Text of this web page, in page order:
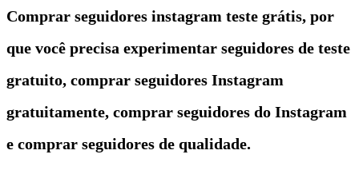
Comprar seguidores instagram teste grátis, por
que você precisa experimentar seguidores de teste
gratuito, comprar seguidores Instagram
gratuitamente, comprar seguidores do Instagram
e comprar seguidores de qualidade.